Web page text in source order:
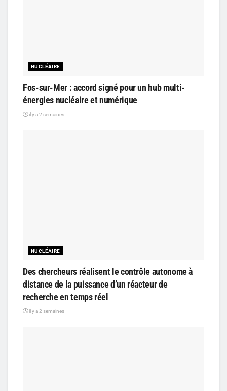
NUCLÉAIRE
Fos-sur-Mer : accord signé pour un hub multi-
énergies nucléaire et numérique
il y a 2 semaines
NUCLÉAIRE
Des chercheurs réalisent le contrôle autonome à
distance de la puissance d’un réacteur de
recherche en temps réel
il y a 2 semaines